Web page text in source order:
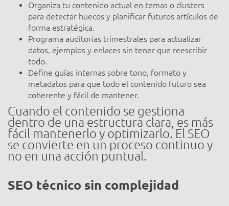
Organiza tu contenido actual en temas o clusters
para detectar huecos y planificar futuros artículos de
forma estratégica.
Programa auditorías trimestrales para actualizar
datos, ejemplos y enlaces sin tener que reescribir
todo.
Define guías internas sobre tono, formato y
metadatos para que todo el contenido futuro sea
coherente y fácil de mantener.
Cuando el contenido se gestiona
dentro de una estructura clara, es más
fácil mantenerlo y optimizarlo. El SEO
se convierte en un proceso continuo y
no en una acción puntual.
SEO técnico sin complejidad